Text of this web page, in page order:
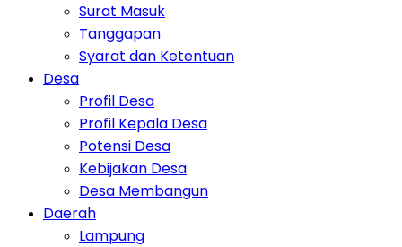
Surat Masuk
Tanggapan
Syarat dan Ketentuan
Desa
Profil Desa
Profil Kepala Desa
Potensi Desa
Kebijakan Desa
Desa Membangun
Daerah
Lampung